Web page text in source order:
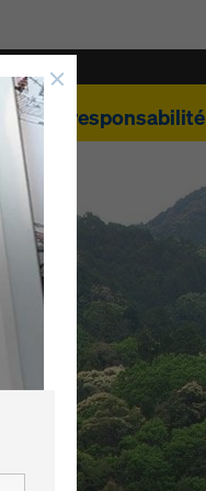
Éco-responsabilité